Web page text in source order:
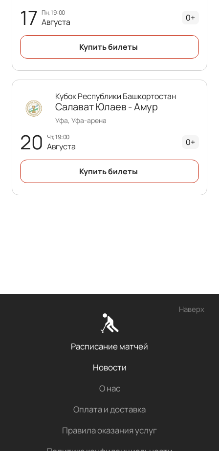
17 пн, 19:00
Августа 0+
Купить билеты
20 чт, 19:00
Августа
Кубок Республики Башкортостан
Салават Юлаев - Амур
Уфа, Уфа-арена
0+
Купить билеты
Наверх
Расписание матчей
Новости
О нас
Оплата и доставка
Правила оказания услуг